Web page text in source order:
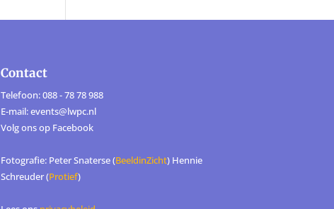
Contact
Telefoon: 088 - 78 78 988
E-mail: events@lwpc.nl
Volg ons op Facebook
Fotografie: Peter Snaterse (BeeldinZicht) Hennie
Schreuder (Protief)